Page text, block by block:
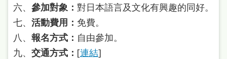
童
版
常
六、 參加對象： 對日本語言及文化有興趣的同好。
七、 活動費用： 免費。
八、 報名方式： 自由參加。
九、 交通方式： [連結]